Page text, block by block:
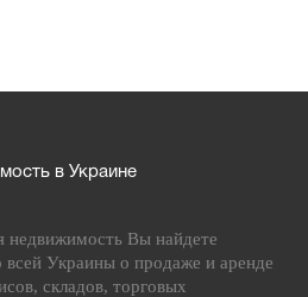
в Украине
недвижимость Вы найдете
всей Украины о продаже и аренде
складов, торговых